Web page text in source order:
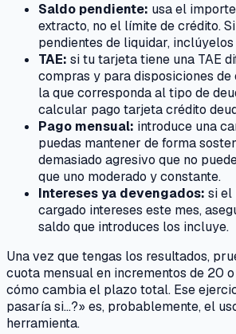
Saldo pendiente: usa el
extracto, no el límite de crédito.
pendientes de liquidar,
TAE: si tu tarjeta tiene una TAE
compras y para disposiciones
la que corresponda al tipo de
calcular pago tarjeta crédito
Pago mensual: introduce una
puedas mantener de forma
demasiado agresivo que no
que uno moderado y constante.
Intereses ya devengados: si el
cargado intereses este mes,
saldo que introduces los incluye.
Una vez que tengas los resultados,
cuota mensual en incrementos de 20
cómo cambia el plazo total. Ese
pasaría si…?» es, probablemente, el
herramienta.